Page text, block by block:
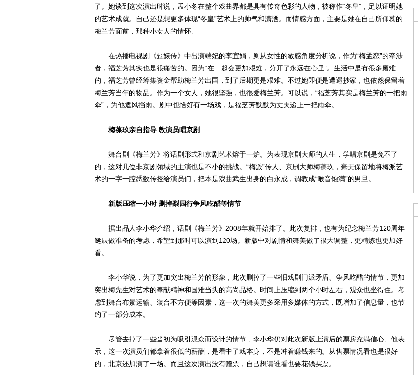
了。她谈到这次演出时说，孟小冬在整个戏曲界都是具有传奇色彩的人物，被称作“冬皇”，足以证明她
的艺术成就。自己还是想更多体现“冬皇”艺术上的帅气和潇洒。而情感方面，主要是她在自己所仰慕的
梅兰芳面前，那种小女人的情怀。
在热播电视剧《甄嬛传》中出演端妃的李宜娟，则从女性的敏感角度分析说，作为“梅孟恋”的牵涉
者，福芝芳其实也是很痛苦的。因为“在一起会更加艰难，分开了永远在心里”。生活中是有很多磨难
的，福芝芳曾经筹集资金帮助梅兰芳出国，到了后期更是艰难。不过她即便是遭遇抄家，也依然保留着
梅兰芳当年的物品。作为一个女人，她很坚强，也很爱梅兰芳。可以说，“福芝芳其实是梅兰芳的一把雨
伞”，为他遮风挡雨。剧中也恰好有一场戏，是福芝芳默默为丈夫递上一把雨伞。
梅葆玖亲自指导 教演员唱京剧
舞台剧《梅兰芳》将话剧形式和京剧艺术熔于一炉。为表现京剧大师的人生，学唱京剧是免不了
的，这对几位非京剧领域的主演也是不小的挑战。“梅派”传人、京剧大师梅葆玖，毫无保留地将梅派艺
术的一字一腔悉数传授给演员们，把本是戏曲武生出身的白永成，调教成“喉音饱满”的男旦。
新版压缩一小时 删掉梨园行争风吃醋等情节
据出品人李小华介绍，话剧《梅兰芳》2008年就开始排了。此次复排，也有为纪念梅兰芳120周年
诞辰做准备的考虑，希望到那时可以演到120场。新版中对剧情和舞美做了很大调整，更精炼也更加好
看。
李小华说，为了更加突出梅兰芳的形象，此次删掉了一些旧戏剧门派矛盾、争风吃醋的情节，更加
突出梅先生对艺术的奉献精神和国难当头的高尚品格。时间上压缩到两个小时左右，观众也坐得住。考
虑到舞台布景运输、装台不方便等因素，这一次的舞美更多采用多媒体的方式，既增加了信息量，也节
约了一部分成本。
尽管去掉了一些当初为吸引观众而设计的情节，李小华仍对此次新版上演后的票房充满信心。他表
示，这一次演员们都拿着很低的薪酬，是看中了戏本身，不是冲着赚钱来的。从售票情况看也是很好
的，北京还加演了一场。而且这次演出没有赠票，自己想请谁看也要花钱买票。